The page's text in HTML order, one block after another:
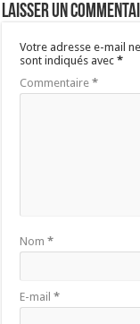
Laisser un
Votre adresse e-mail
sont indiqués avec*
Commentaire*
Nom*
E-mail*